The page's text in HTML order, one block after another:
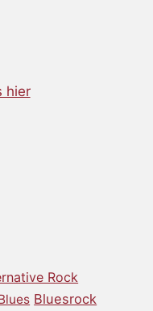
hier
Rock
Bluesrock